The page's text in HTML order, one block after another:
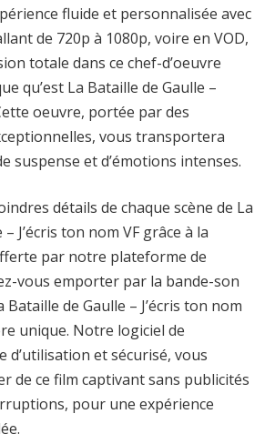
fluide et personnalisée avec
de 720p à 1080p, voire en VOD,
totale dans ce chef-d’oeuvre
qu’est La Bataille de Gaulle –
oeuvre, portée par des
vous transportera
suspense et d’émotions intenses.
détails de chaque scène de La
J’écris ton nom VF grâce à la
par notre plateforme de
vous emporter par la bande-son
de Gaulle – J’écris ton nom
unique. Notre logiciel de
d’utilisation et sécurisé, vous
de ce film captivant sans publicités
pour une expérience